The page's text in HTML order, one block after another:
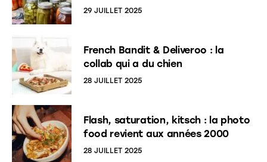
29 JUILLET 2025
French Bandit & Deliveroo : la
collab qui a du chien
28 JUILLET 2025
Flash, saturation, kitsch : la photo
food revient aux années 2000
28 JUILLET 2025